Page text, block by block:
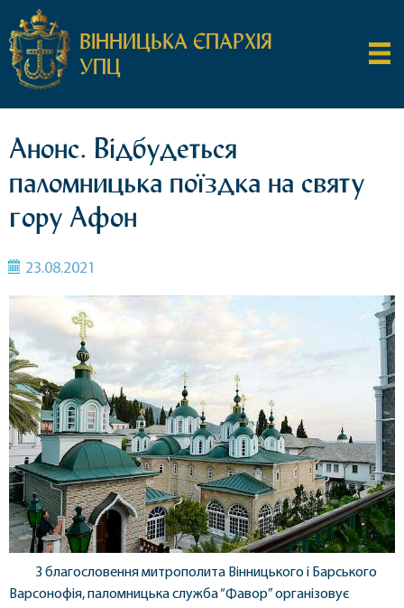
ВІННИЦЬКА ЄПАРХІЯ
УПЦ
Анонс. Відбудеться
паломницька поїздка на святу
гору Афон
23.08.2021
З благословення митрополита Вінницького і Барського
Варсонофія, паломницька служба “Фавор” організовує